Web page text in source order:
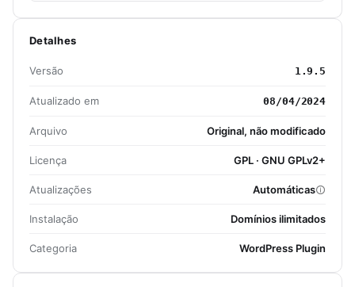
Detalhes
Versão 1.9.5
Atualizado em 08/04/2024
Arquivo Original, não modificado
Licença GPL · GNU GPLv2+
Atualizações Automáticas
Instalação Domínios ilimitados
Categoria WordPress Plugin